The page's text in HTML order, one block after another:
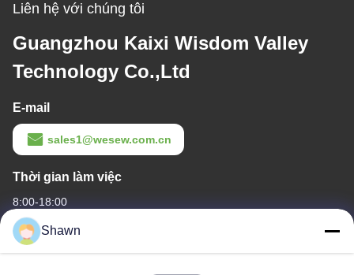
Liên hệ với chúng tôi
Guangzhou Kaixi Wisdom Valley
Technology Co.,Ltd
E-mail
sales1@wesew.com.cn
Thời gian làm việc
8:00-18:00
Địa chỉ của tôi
Shawn